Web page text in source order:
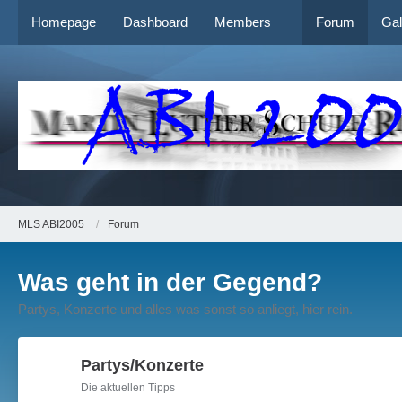
Homepage Dashboard Members Forum
MLS ABI2005 Forum
Was geht in der Gegend?
Partys, Konzerte und alles was sonst so anliegt, hier rein.
Partys/Konzerte
Die aktuellen Tipps